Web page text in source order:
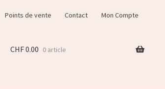
Points de vente Contact Mon Compte
CHF0.00 0 article